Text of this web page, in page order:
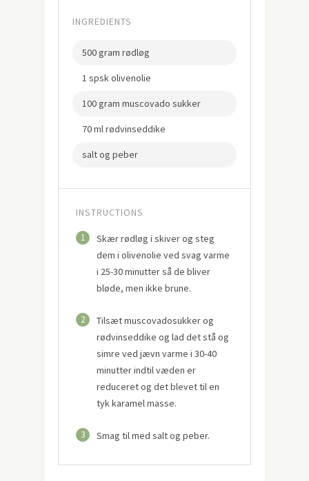
INGREDIENTS
500 gram rødløg
1 spsk olivenolie
100 gram muscovado sukker
70 ml rødvinseddike
salt og peber
INSTRUCTIONS
1
Skær rødløg i skiver og steg
dem i olivenolie ved svag varme
i 25-30 minutter så de bliver
bløde, men ikke brune.
2
Tilsæt muscovadosukker og
rødvinseddike og lad det stå og
simre ved jævn varme i 30-40
minutter indtil væden er
reduceret og det blevet til en
tyk karamel masse.
3 Smag til med salt og peber.